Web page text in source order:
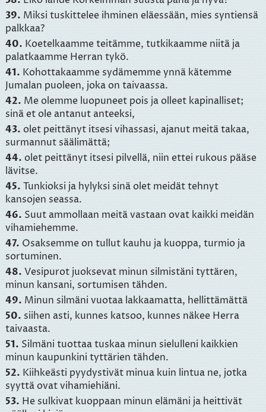
39. Miksi tuskittelee ihminen eläessään, mies syntiensä
palkkaa?
40. Koetelkaamme teitämme, tutkikaamme niitä ja
palatkaamme Herran tykö.
41. Kohottakaamme sydämemme ynnä kätemme
Jumalan puoleen, joka on taivaassa.
42. Me olemme luopuneet pois ja olleet kapinalliset;
sinä et ole antanut anteeksi,
43. olet peittänyt itsesi vihassasi, ajanut meitä takaa,
surmannut säälimättä;
44. olet peittänyt itsesi pilvellä, niin ettei rukous pääse
lävitse.
45. Tunkioksi ja hylyksi sinä olet meidät tehnyt
kansojen seassa.
46. Suut ammollaan meitä vastaan ovat kaikki meidän
vihamiehemme.
47. Osaksemme on tullut kauhu ja kuoppa, turmio ja
sortuminen.
48. Vesipurot juoksevat minun silmistäni tyttären,
minun kansani, sortumisen tähden.
49. Minun silmäni vuotaa lakkaamatta, hellittämättä
50. siihen asti, kunnes katsoo, kunnes näkee Herra
taivaasta.
51. Silmäni tuottaa tuskaa minun sielulleni kaikkien
minun kaupunkini tyttärien tähden.
52. Kiihkeästi pyydystivät minua kuin lintua ne, jotka
syyttä ovat vihamiehiäni.
53. He sulkivat kuoppaan minun elämäni ja heittivät